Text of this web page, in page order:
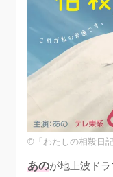
©「わたしの相殺日
あのが地上波ド